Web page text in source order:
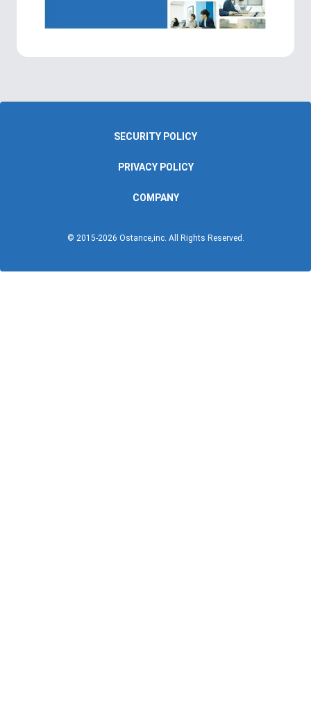
SECURITY POLICY
PRIVACY POLICY
COMPANY
© 2015-2026 Ostance,inc. All Rights Reserved.